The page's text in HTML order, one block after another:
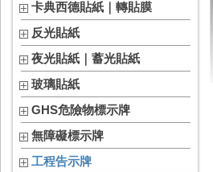
卡典西德貼紙｜轉貼膜
反光貼紙
夜光貼紙｜蓄光貼紙
玻璃貼紙
GHS危險物標示牌
無障礙標示牌
工程告示牌